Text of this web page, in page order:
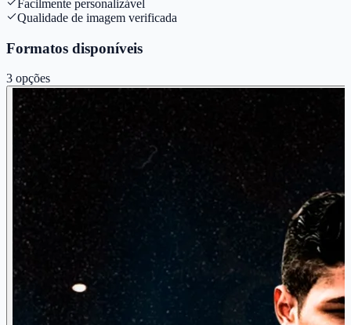
Facilmente personalizável
Qualidade de imagem verificada
Formatos disponíveis
3 opções